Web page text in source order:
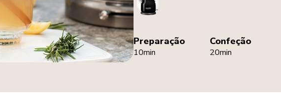
Preparação
10min
Confeção
20min